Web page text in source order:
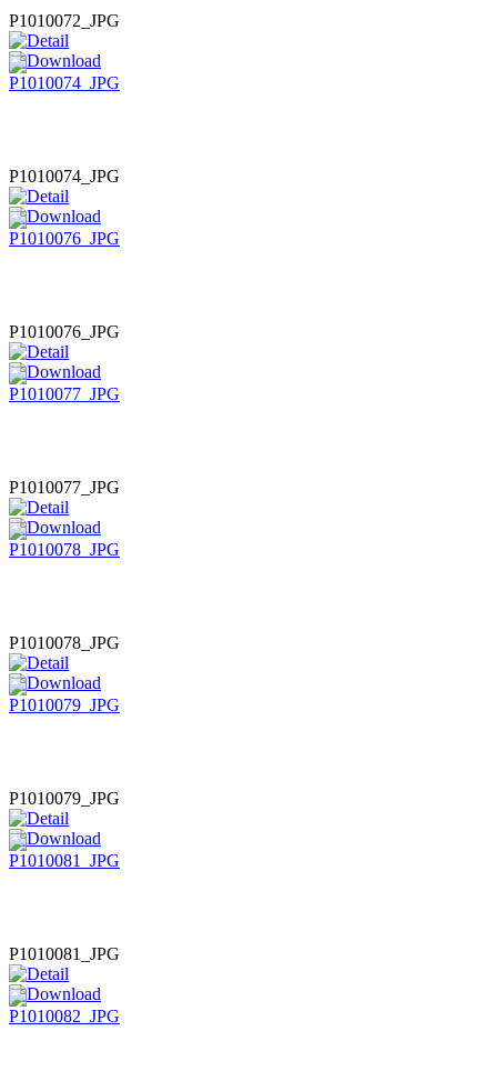
P1010072_JPG
P1010074_JPG
P1010076_JPG
P1010077_JPG
P1010078_JPG
P1010079_JPG
P1010081_JPG